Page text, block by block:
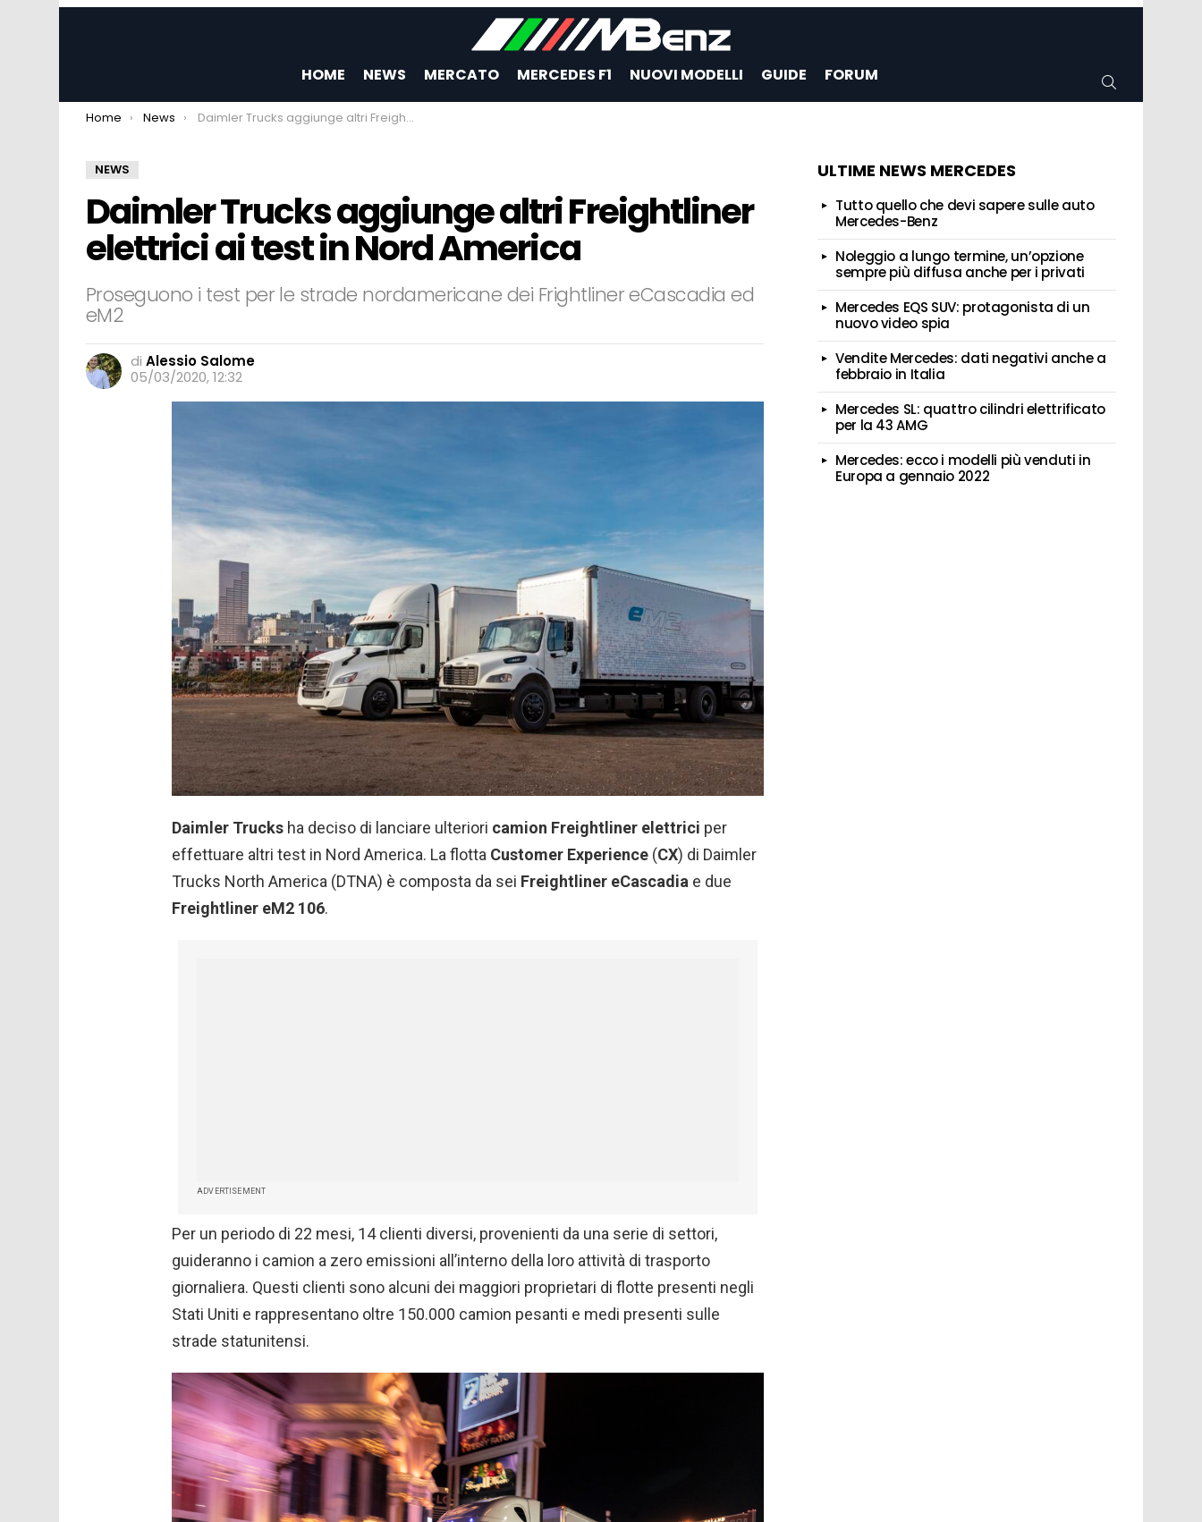
HOME NEWS MERCATO MERCEDES F1 NUOVI MODELLI GUIDE FORUM
You are here:
Home News Daimler Trucks aggiunge altri Freightliner elettrici ai test in Nord America
NEWS
Daimler Trucks aggiunge altri Freightliner
elettrici ai test in Nord America
Proseguono i test per le strade nordamericane dei Frightliner eCascadia ed
eM2
di Alessio Salome
05/03/2020, 12:32
Daimler Trucks ha deciso di lanciare ulteriori camion Freightliner elettrici per
effettuare altri test in Nord America. La flotta Customer Experience (CX) di Daimler
Trucks North America (DTNA) è composta da sei Freightliner eCascadia e due
Freightliner eM2 106.
ADVERTISEMENT
Per un periodo di 22 mesi, 14 clienti diversi, provenienti da una serie di settori,
guideranno i camion a zero emissioni all’interno della loro attività di trasporto
giornaliera. Questi clienti sono alcuni dei maggiori proprietari di flotte presenti negli
Stati Uniti e rappresentano oltre 150.000 camion pesanti e medi presenti sulle
strade statunitensi.
ULTIME NEWS MERCEDES
Tutto quello che devi sapere sulle auto
Mercedes-Benz
Noleggio a lungo termine, un’opzione
sempre più diffusa anche per i privati
Mercedes EQS SUV: protagonista di un
nuovo video spia
Vendite Mercedes: dati negativi anche a
febbraio in Italia
Mercedes SL: quattro cilindri elettrificato
per la 43 AMG
Mercedes: ecco i modelli più venduti in
Europa a gennaio 2022